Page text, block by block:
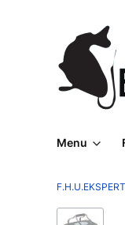
Menu
F.H.U.EKSPERT